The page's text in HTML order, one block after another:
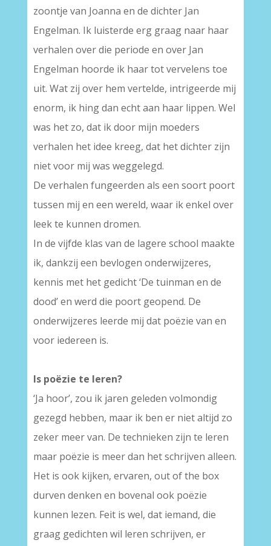
zoontje van Joanna en de dichter Jan
Engelman. Ik luisterde erg graag naar haar
verhalen over die periode en over Jan
Engelman hoorde ik haar tot vervelens toe
uit. Wat zij over hem vertelde, intrigeerde mij
enorm, ik hing dan echt aan haar lippen. Wel
was het zo, dat ik door mijn moeders
verhalen het idee kreeg, dat het dichter zijn
niet voor mij was weggelegd.
De verhalen fungeerden als een soort poort
tussen mij en een wereld, waar ik enkel over
leek te kunnen dromen.
In de vijfde klas van de lagere school maakte
ik, dankzij een bevlogen onderwijzeres,
kennis met het gedicht ‘De tuinman en de
dood’ en werd die poort geopend. De
onderwijzeres leerde mij dat poëzie van en
voor iedereen is.
Is poëzie te leren?
‘Ja hoor’, zou ik jaren geleden volmondig
gezegd hebben, maar ik ben er niet altijd zo
zeker meer van. De technieken zijn te leren
maar poëzie is meer dan het schrijven alleen.
Het is ook kijken, ervaren, out of the box
durven denken en bovenal ook poëzie
kunnen lezen. Feit is wel, dat iemand, die
graag gedichten wil leren schrijven, er